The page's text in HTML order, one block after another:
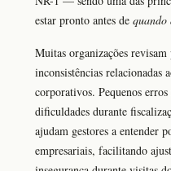
estar pronto antes de quando
Muitas organizações
inconsistências relacionadas
corporativos. Pequenos
dificuldades durante
ajudam gestores a entender
empresariais, facilitando